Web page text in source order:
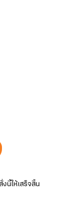
นี้ให้เสร็จสิ้น